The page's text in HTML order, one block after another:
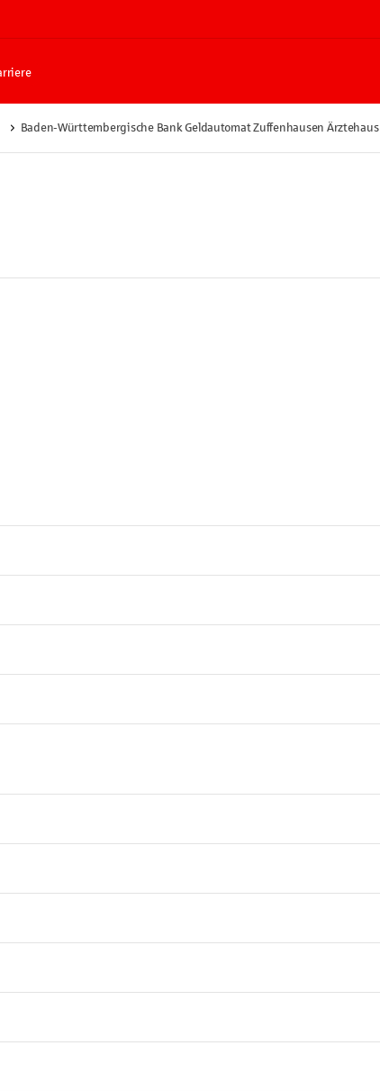
Baden-Württembergische Bank Geldautomat Zuffenhausen Ärztehaus